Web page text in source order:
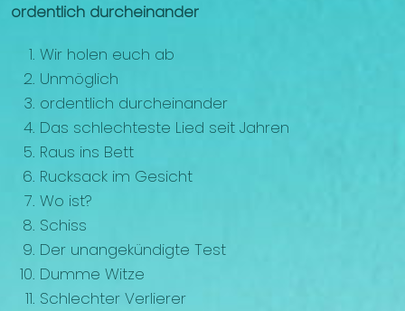
ordentlich durcheinander
Wir holen euch ab
Unmöglich
ordentlich durcheinander
Das schlechteste Lied seit Jahren
Raus ins Bett
Rucksack im Gesicht
Wo ist?
Schiss
Der unangekündigte Test
Dumme Witze
Schlechter Verlierer